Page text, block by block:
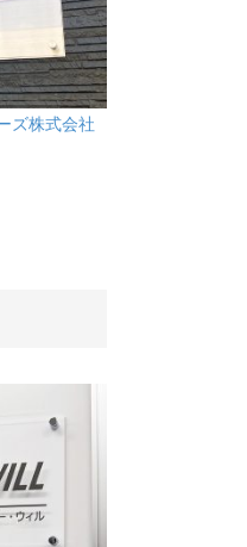
ズ株式会社